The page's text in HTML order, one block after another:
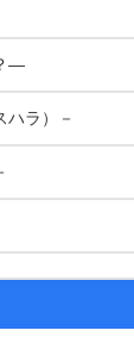
―
ハラ）－